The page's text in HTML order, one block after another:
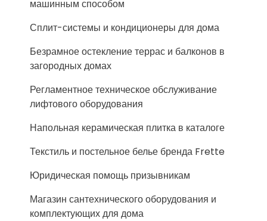
машинным способом
Сплит-системы и кондиционеры для дома
Безрамное остекление террас и балконов в
загородных домах
Регламентное техническое обслуживание
лифтового оборудования
Напольная керамическая плитка в каталоге
Текстиль и постельное белье бренда Frette
Юридическая помощь призывникам
Магазин сантехнического оборудования и
комплектующих для дома